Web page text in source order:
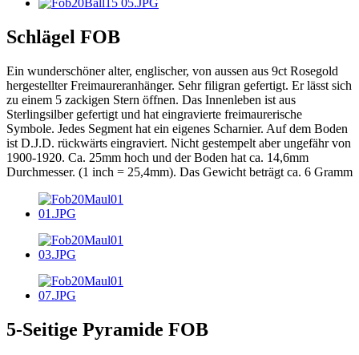
Schlägel FOB
Ein wunderschöner alter, englischer, von aussen aus 9ct Rosegold
hergestellter Freimaureranhänger. Sehr filigran gefertigt. Er lässt sich
zu einem 5 zackigen Stern öffnen. Das Innenleben ist aus
Sterlingsilber gefertigt und hat eingravierte freimaurerische
Symbole. Jedes Segment hat ein eigenes Scharnier. Auf dem Boden
ist D.J.D. rückwärts eingraviert. Nicht gestempelt aber ungefähr von
1900-1920. Ca. 25mm hoch und der Boden hat ca. 14,6mm
Durchmesser. (1 inch = 25,4mm). Das Gewicht beträgt ca. 6 Gramm
5-Seitige Pyramide FOB